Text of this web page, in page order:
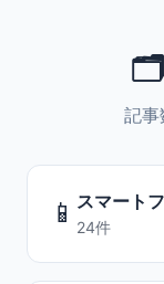
🗂️
記事
📱 スマート
24件